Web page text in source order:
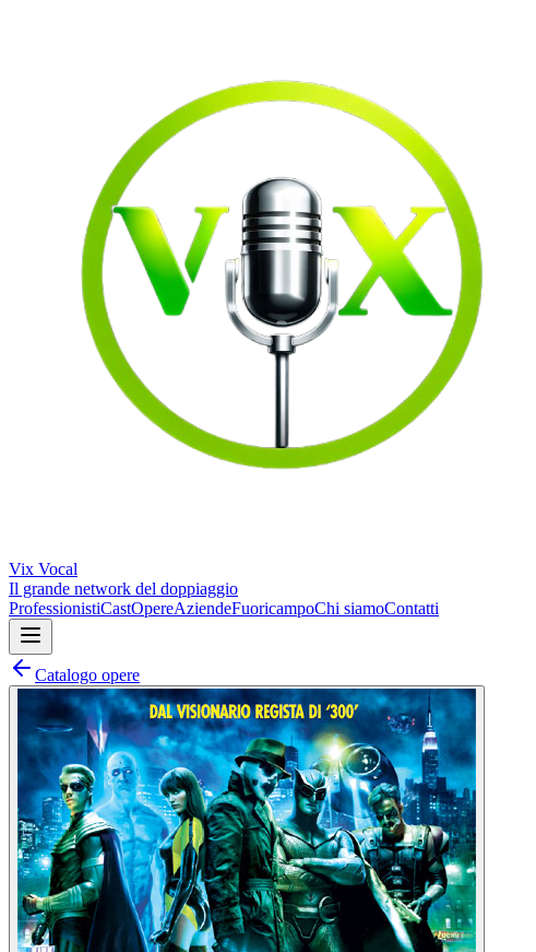
Vix Vocal
Il grande network del doppiaggio
ProfessionistiCastOpereAziendeFuoricampoChi siamoContatti
Catalogo opere